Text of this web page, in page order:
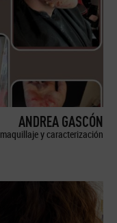
ANDREA GASCÓN
maquillaje y caracterización